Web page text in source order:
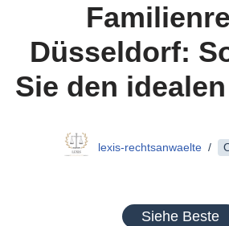
Düsseldorf:
Sie den
lexis-rechtsanwaelte
Siehe Beste